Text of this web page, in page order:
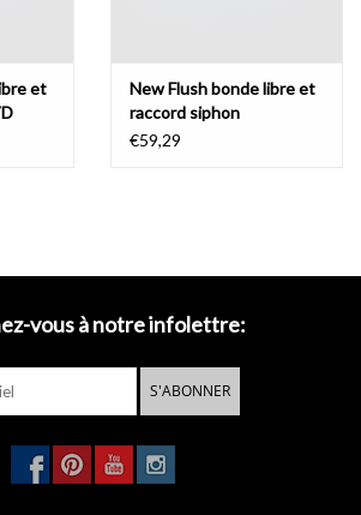
et
New Flush bonde libre et
raccord siphon
€59,29
vous à notre infolettre:
S'ABONNER